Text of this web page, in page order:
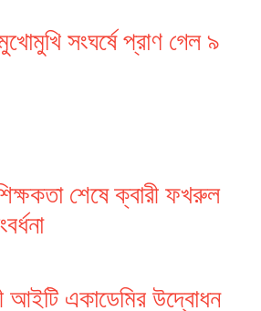
সংঘর্ষে প্রাণ গেল ৯
শেষে ক্বারী ফখরুল
আইটি একাডেমির উদ্বোধন